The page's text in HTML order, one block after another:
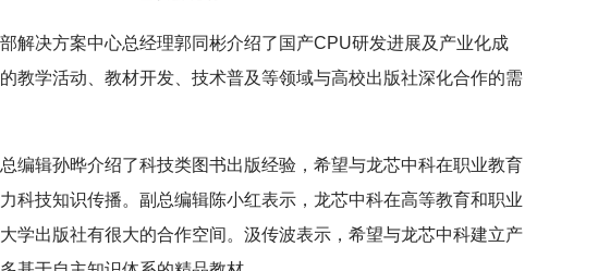
解决方案中心总经理郭同彬介绍了国产CPU研发进展及产业化成
教学活动、教材开发、技术普及等领域与高校出版社深化合作的需
编辑孙晔介绍了科技类图书出版经验，希望与龙芯中科在职业教育
科技知识传播。副总编辑陈小红表示，龙芯中科在高等教育和职业
学出版社有很大的合作空间。汲传波表示，希望与龙芯中科建立产